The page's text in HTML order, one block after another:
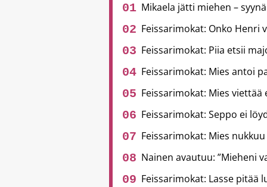
Mikaela jätti miehen –
Feissarimokat: Onko Henri
Feissarimokat: Piia etsii
Feissarimokat: Mies antoi
Feissarimokat: Mies
Feissarimokat: Seppo ei
Feissarimokat: Mies
Nainen avautuu: ”Mieheni
Feissarimokat: Lasse pitää